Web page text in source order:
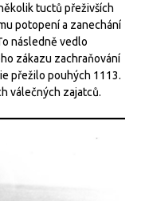
tuctů přeživších
potopení a zanechání
následně vedlo
zákazu zachraňování
přežilo pouhých 1113.
válečných zajatců.